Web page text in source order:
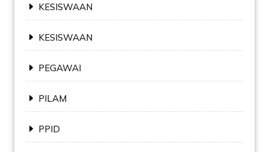
KESISWAAN
KESISWAAN
PEGAWAI
PILAM
PPID